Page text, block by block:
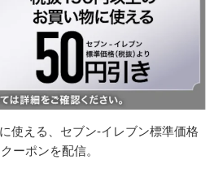
使える、セブン-イレブン標準価格
ーポンを配信。